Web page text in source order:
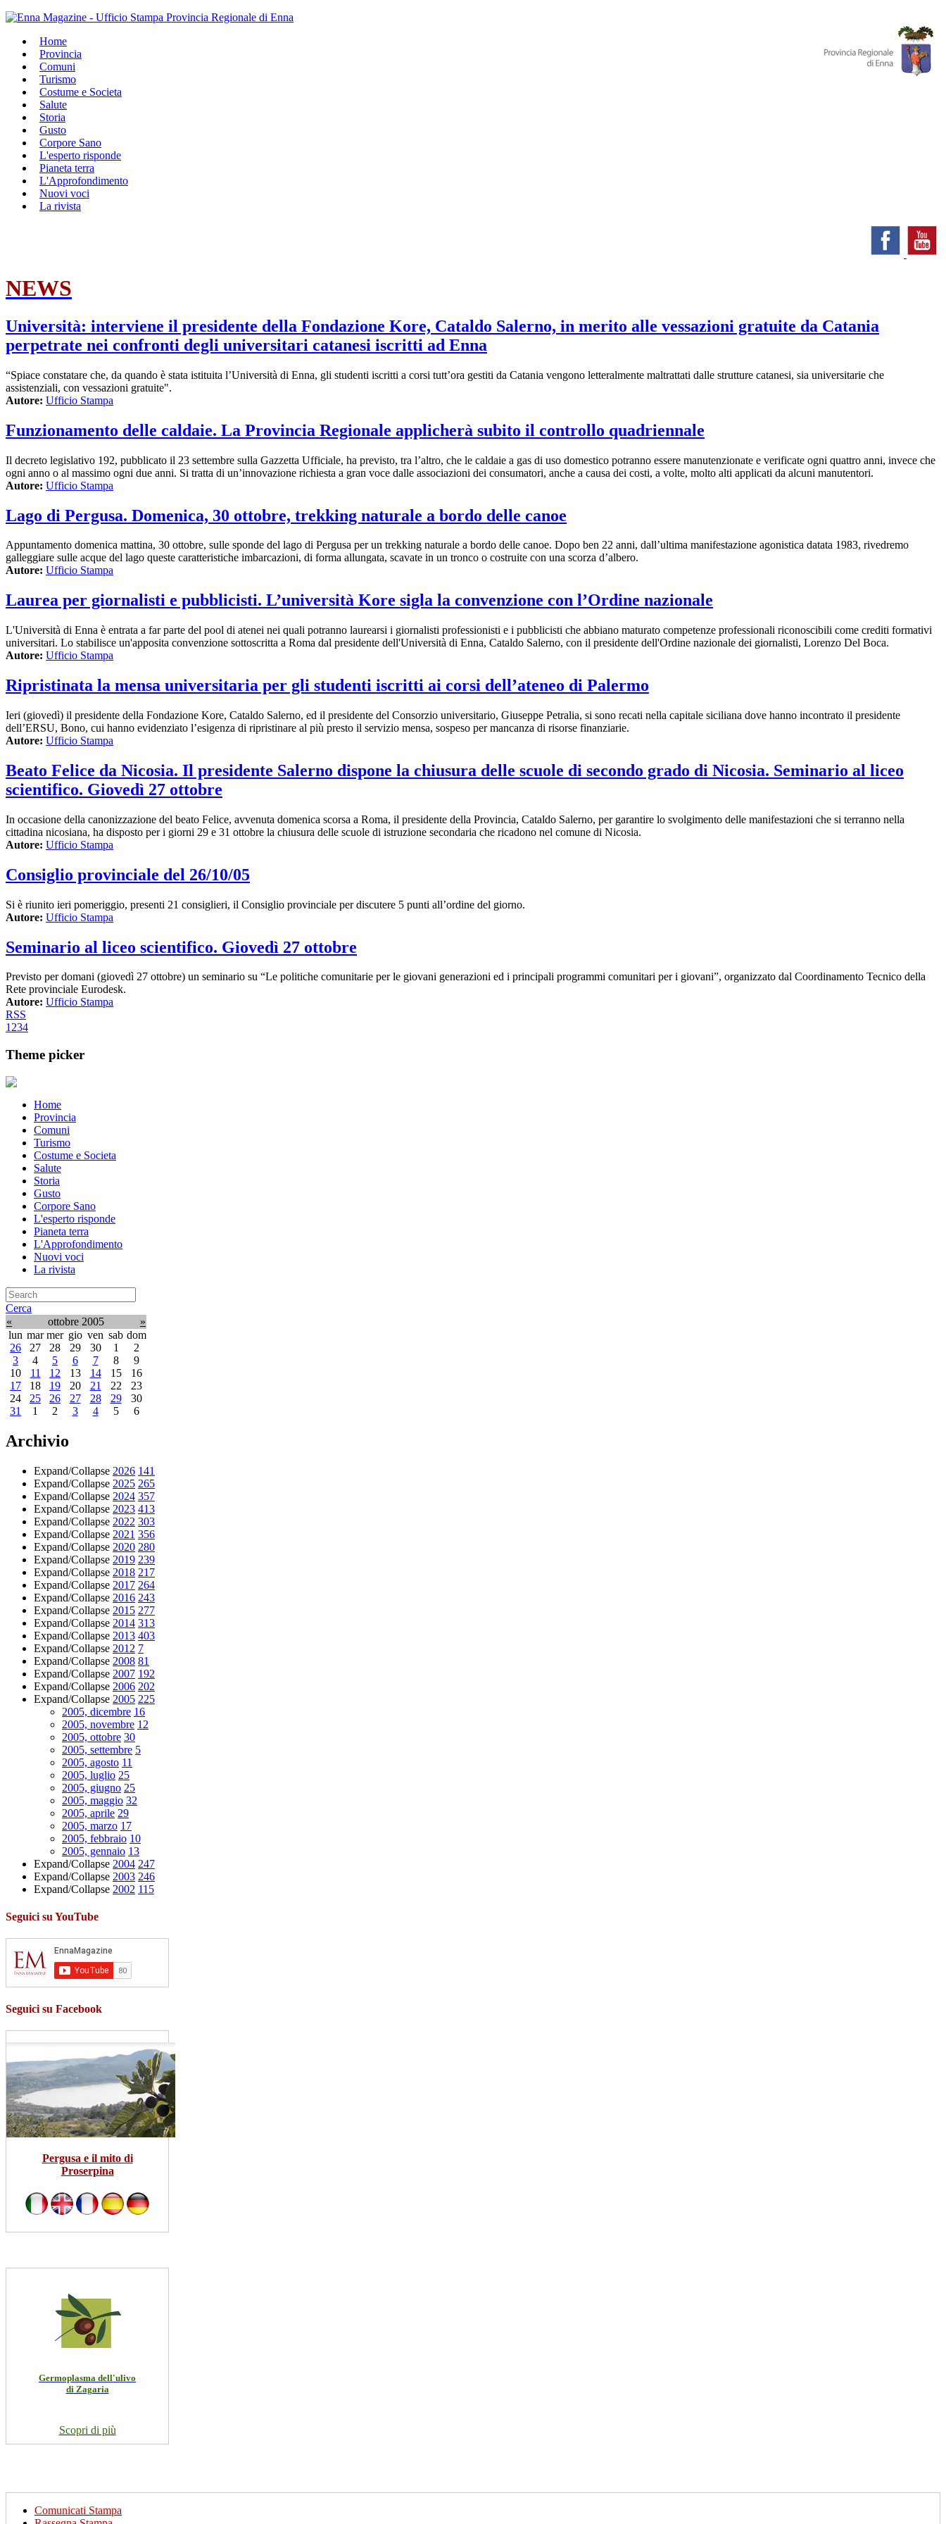
Home
Provincia
Comuni
Turismo
Costume e Societa
Salute
Storia
Gusto
Corpore Sano
L'esperto risponde
Pianeta terra
L'Approfondimento
Nuovi voci
La rivista
NEWS
Università: interviene il presidente della Fondazione Kore, Cataldo Salerno, in merito alle vessazioni gratuite da Catania
perpetrate nei confronti degli universitari catanesi iscritti ad Enna
“Spiace constatare che, da quando è stata istituita l’Università di Enna, gli studenti iscritti a corsi tutt’ora gestiti da Catania vengono letteralmente maltrattati dalle strutture catanesi, sia universitarie che
assistenziali, con vessazioni gratuite".
Autore: Ufficio Stampa
Funzionamento delle caldaie. La Provincia Regionale applicherà subito il controllo quadriennale
Il decreto legislativo 192, pubblicato il 23 settembre sulla Gazzetta Ufficiale, ha previsto, tra l’altro, che le caldaie a gas di uso domestico potranno essere manutenzionate e verificate ogni quattro anni, invece che
ogni anno o al massimo ogni due anni. Si tratta di un’innovazione richiesta a gran voce dalle associazioni dei consumatori, anche a causa dei costi, a volte, molto alti applicati da alcuni manutentori.
Autore: Ufficio Stampa
Lago di Pergusa. Domenica, 30 ottobre, trekking naturale a bordo delle canoe
Appuntamento domenica mattina, 30 ottobre, sulle sponde del lago di Pergusa per un trekking naturale a bordo delle canoe. Dopo ben 22 anni, dall’ultima manifestazione agonistica datata 1983, rivedremo
galleggiare sulle acque del lago queste caratteristiche imbarcazioni, di forma allungata, scavate in un tronco o costruite con una scorza d’albero.
Autore: Ufficio Stampa
Laurea per giornalisti e pubblicisti. L’università Kore sigla la convenzione con l’Ordine nazionale
L'Università di Enna è entrata a far parte del pool di atenei nei quali potranno laurearsi i giornalisti professionisti e i pubblicisti che abbiano maturato competenze professionali riconoscibili come crediti formativi
universitari. Lo stabilisce un'apposita convenzione sottoscritta a Roma dal presidente dell'Università di Enna, Cataldo Salerno, con il presidente dell'Ordine nazionale dei giornalisti, Lorenzo Del Boca.
Autore: Ufficio Stampa
Ripristinata la mensa universitaria per gli studenti iscritti ai corsi dell’ateneo di Palermo
Ieri (giovedì) il presidente della Fondazione Kore, Cataldo Salerno, ed il presidente del Consorzio universitario, Giuseppe Petralia, si sono recati nella capitale siciliana dove hanno incontrato il presidente
dell’ERSU, Bono, cui hanno evidenziato l’esigenza di ripristinare al più presto il servizio mensa, sospeso per mancanza di risorse finanziarie.
Autore: Ufficio Stampa
Beato Felice da Nicosia. Il presidente Salerno dispone la chiusura delle scuole di secondo grado di Nicosia. Seminario al liceo
scientifico. Giovedì 27 ottobre
In occasione della canonizzazione del beato Felice, avvenuta domenica scorsa a Roma, il presidente della Provincia, Cataldo Salerno, per garantire lo svolgimento delle manifestazioni che si terranno nella
cittadina nicosiana, ha disposto per i giorni 29 e 31 ottobre la chiusura delle scuole di istruzione secondaria che ricadono nel comune di Nicosia.
Autore: Ufficio Stampa
Consiglio provinciale del 26/10/05
Si è riunito ieri pomeriggio, presenti 21 consiglieri, il Consiglio provinciale per discutere 5 punti all’ordine del giorno.
Autore: Ufficio Stampa
Seminario al liceo scientifico. Giovedì 27 ottobre
Previsto per domani (giovedì 27 ottobre) un seminario su “Le politiche comunitarie per le giovani generazioni ed i principali programmi comunitari per i giovani”, organizzato dal Coordinamento Tecnico della
Rete provinciale Eurodesk.
Autore: Ufficio Stampa
RSS
1234
Theme picker
Home
Provincia
Comuni
Turismo
Costume e Societa
Salute
Storia
Gusto
Corpore Sano
L'esperto risponde
Pianeta terra
L'Approfondimento
Nuovi voci
La rivista
Cerca
«
ottobre 2005
»
lun mar mer gio ven sab dom
26
27 28 29 30 1
2
3
4 5 6 7 8
9
10
11 12 13 14 15
16
17
18 19 20 21 22
23
24
25 26 27 28 29
30
31
1 2 3 4 5 6
Archivio
Expand/Collapse 2026 141
Expand/Collapse 2025 265
Expand/Collapse 2024 357
Expand/Collapse 2023 413
Expand/Collapse 2022 303
Expand/Collapse 2021 356
Expand/Collapse 2020 280
Expand/Collapse 2019 239
Expand/Collapse 2018 217
Expand/Collapse 2017 264
Expand/Collapse 2016 243
Expand/Collapse 2015 277
Expand/Collapse 2014 313
Expand/Collapse 2013 403
Expand/Collapse 2012 7
Expand/Collapse 2008 81
Expand/Collapse 2007 192
Expand/Collapse 2006 202
Expand/Collapse 2005 225
2005, dicembre 16
2005, novembre 12
2005, ottobre 30
2005, settembre 5
2005, agosto 11
2005, luglio 25
2005, giugno 25
2005, maggio 32
2005, aprile 29
2005, marzo 17
2005, febbraio 10
2005, gennaio 13
Expand/Collapse 2004 247
Expand/Collapse 2003 246
Expand/Collapse 2002 115
Seguici su YouTube
Seguici su Facebook
Pergusa e il mito di
Proserpina
Germoplasma dell'ulivo
di Zagaria
Scopri di più
Comunicati Stampa